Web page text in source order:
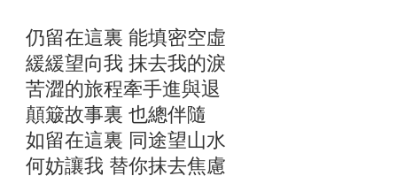
仍留在這裏 能填密空虛
緩緩望向我 抹去我的淚
苦澀的旅程牽手進與退
顛簸故事裏 也總伴隨
如留在這裏 同途望山水
何妨讓我 替你抹去焦慮